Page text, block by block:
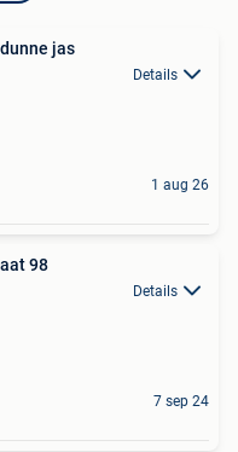
jas
Details
1 aug 26
98
Details
7 sep 24